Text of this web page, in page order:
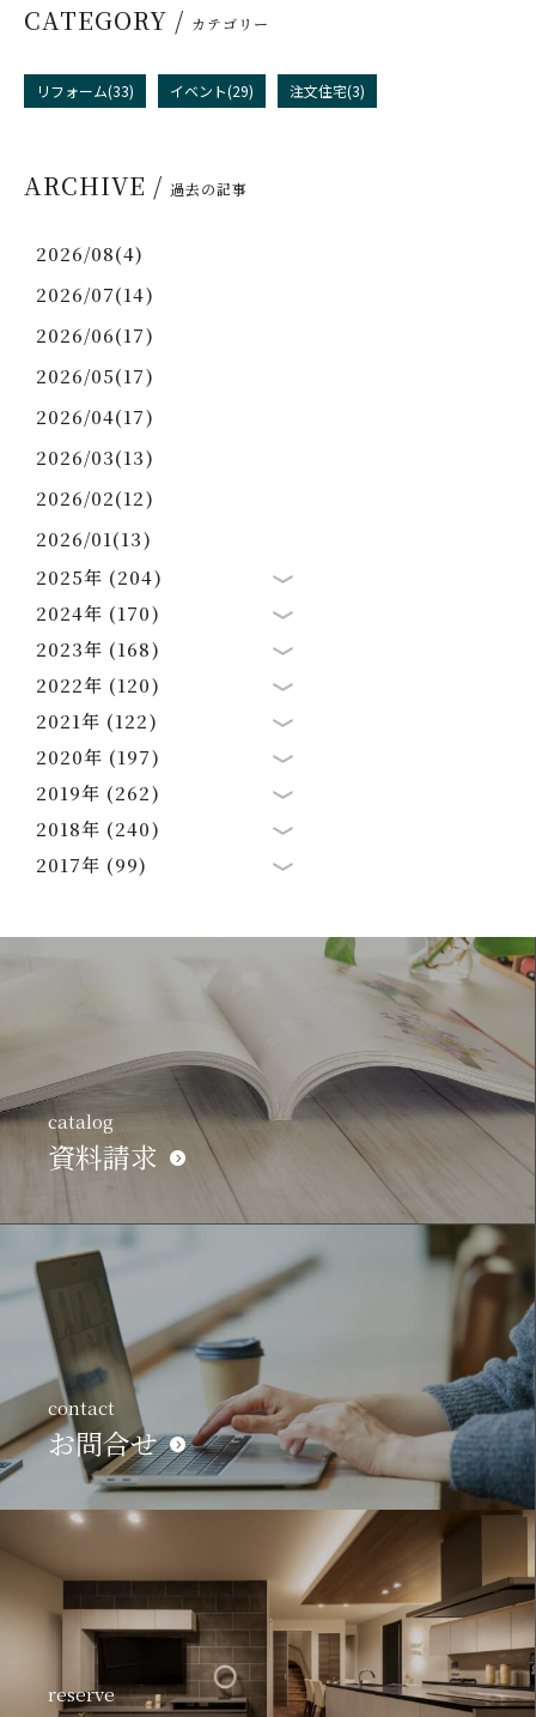
CATEGORY / カテゴリー
リフォーム(33) イベント(29) 注文住宅(3)
ARCHIVE / 過去の記事
2026/08(4)
2026/07(14)
2026/06(17)
2026/05(17)
2026/04(17)
2026/03(13)
2026/02(12)
2026/01(13)
2025年 (204)
2024年 (170)
2023年 (168)
2022年 (120)
2021年 (122)
2020年 (197)
2019年 (262)
2018年 (240)
2017年 (99)
catalog
資料請求
contact
お問合せ
reserve